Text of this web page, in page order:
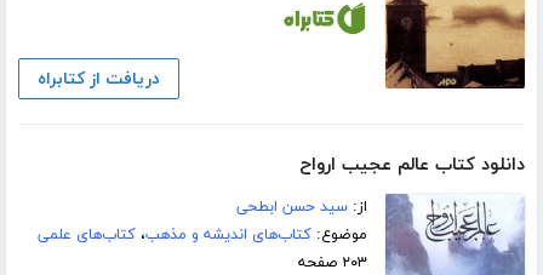
دریافت از کتابراه
دانلود کتاب عالم عجیب ارواح
از:سید حسن ابطحی
موضوع:کتاب‌های اندیشه و مذهب،کتاب‌های علمی
۲۰۳ صفحه